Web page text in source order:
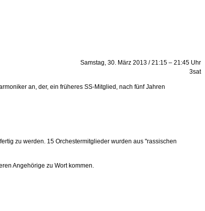
Samstag, 30. März 2013 / 21:15 – 21:45 Uhr
3sat
an, der, ein früheres SS-Mitglied, nach fünf Jahren
zu werden. 15 Orchestermitglieder wurden aus "rassischen
Angehörige zu Wort kommen.